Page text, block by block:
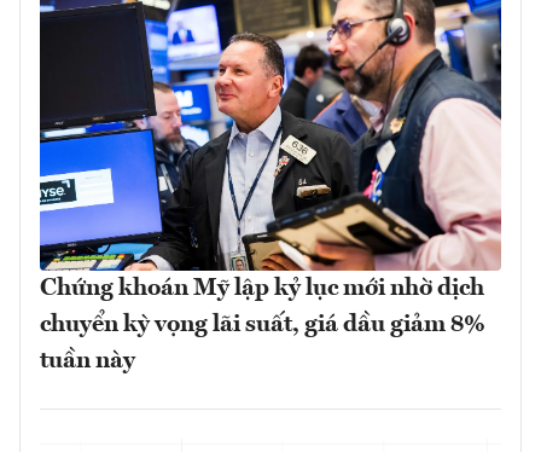
Chứng khoán Mỹ lập kỷ lục mới nhờ dịch
chuyển kỳ vọng lãi suất, giá dầu giảm 8%
tuần này